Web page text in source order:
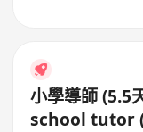
小學導師 (5.5天) (天水圍銀座)/
school tutor